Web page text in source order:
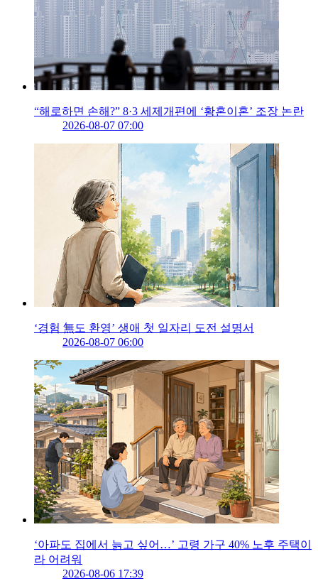
“해로하면 손해?” 8·3 세제개편에 ‘황혼이혼’ 조장 논란
2026-08-07 07:00
‘경험 無도 환영’ 생애 첫 일자리 도전 설명서
2026-08-07 06:00
‘아파도 집에서 늙고 싶어…’ 고령 가구 40% 노후 주택이
라 어려워
2026-08-06 17:39